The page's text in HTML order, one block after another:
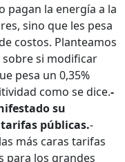
pagan la energía a la
sino que les pesa
costos. Planteamos
sobre si modificar
pesa un 0,35%
como se dice.-
su
públicas.-
más caras tarifas
para los grandes